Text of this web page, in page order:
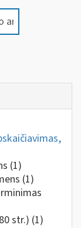
(1)
(1)
str.) (1)